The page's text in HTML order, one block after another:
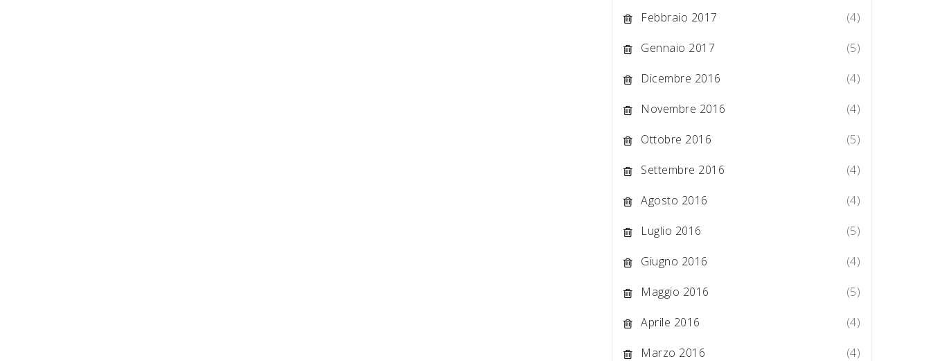
Febbraio 2017
(4)
Gennaio 2017
(5)
Dicembre 2016
(4)
Novembre 2016
(4)
Ottobre 2016
(5)
Settembre 2016
(4)
Agosto 2016
(4)
Luglio 2016
(5)
Giugno 2016
(4)
Maggio 2016
(5)
Aprile 2016
(4)
Marzo 2016
(4)